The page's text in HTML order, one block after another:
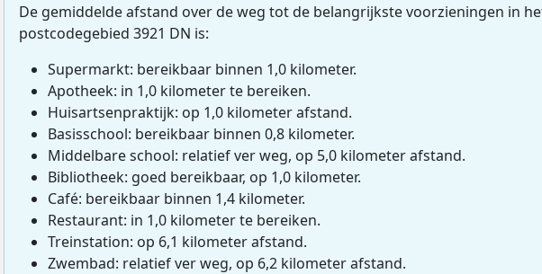
De gemiddelde afstand over de weg tot de belangrijkste voorzieningen in
postcodegebied 3921 DN is:
Supermarkt: bereikbaar binnen 1,0 kilometer.
Apotheek: in 1,0 kilometer te bereiken.
Huisartsenpraktijk: op 1,0 kilometer afstand.
Basisschool: bereikbaar binnen 0,8 kilometer.
Middelbare school: relatief ver weg, op 5,0 kilometer afstand.
Bibliotheek: goed bereikbaar, op 1,0 kilometer.
Café: bereikbaar binnen 1,4 kilometer.
Restaurant: in 1,0 kilometer te bereiken.
Treinstation: op 6,1 kilometer afstand.
Zwembad: relatief ver weg, op 6,2 kilometer afstand.